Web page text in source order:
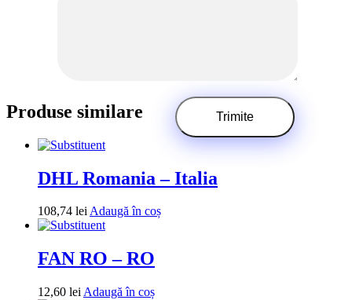
Produse similare
DHL Romania – Italia
108,74 leiAdaugă în coș
FAN RO – RO
12,60 lei Adaugă în coș